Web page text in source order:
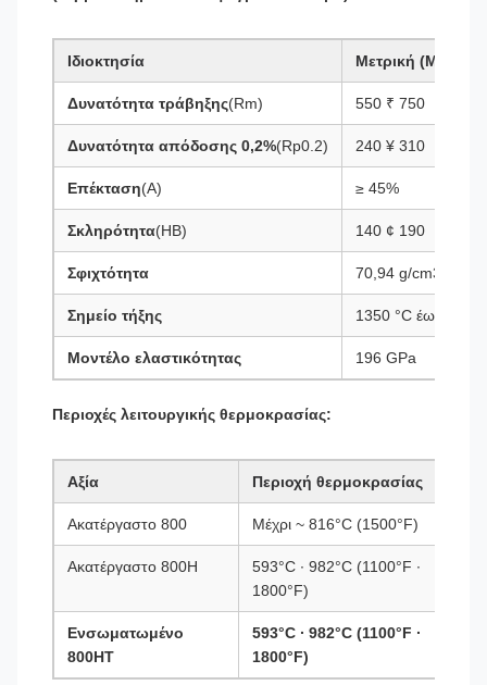
Ιδιοκτησία Μετρική (MPa)
Δυνατότητα τράβηξης(Rm) 550 ₹ 750
Δυνατότητα απόδοσης 0,2%(Rp0.2) 240 ¥ 310
Επέκταση(Α) ≥ 45%
Σκληρότητα(HB) 140 ¢ 190
Σφιχτότητα 70,94 g/cm3
Σημείο τήξης 1350 °C έως 1400
Μοντέλο ελαστικότητας 196 GPa
Περιοχές λειτουργικής θερμοκρασίας:
Αξία Περιοχή θερμοκρασίας
Ακατέργαστο 800 Μέχρι ~ 816°C (1500°F)
Ακατέργαστο 800H
593°C ∙ 982°C (1100°F ∙
1800°F)
Ενσωματωμένο
800HT
593°C ∙ 982°C (1100°F ∙
1800°F)